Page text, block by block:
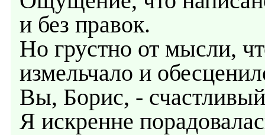
и без правок.
Но грустно от мысли,
измельчало и
Вы, Борис, -
Я искренне